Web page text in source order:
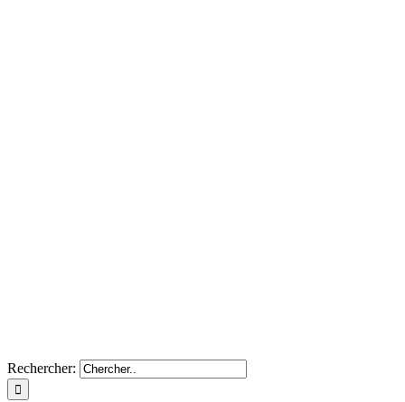
Rechercher: